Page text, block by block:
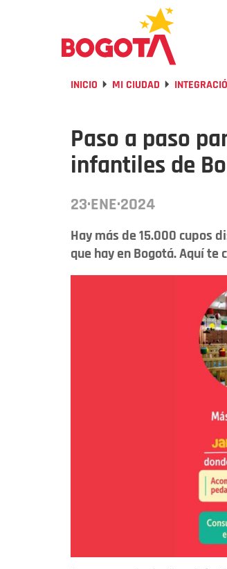
INICIO MI CIUDAD
Paso a paso
infantiles de
23·ENE·2024
Hay más de 15.000 cupos
que hay en Bogotá. Aquí te